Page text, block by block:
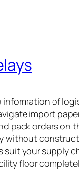
information of
import
pack orders on
without
your supply
floor